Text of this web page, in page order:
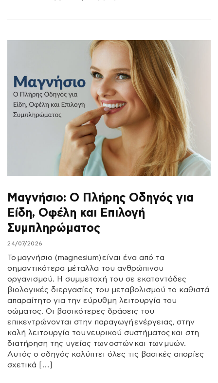
Μαγνήσιο: Ο Πλήρης Οδηγός για
Είδη, Οφέλη και Επιλογή
Συμπληρώματος
24/07/2026
Το μαγνήσιο (magnesium) είναι ένα από τα
σημαντικότερα μέταλλα του ανθρώπινου
οργανισμού. Η συμμετοχή του σε εκατοντάδες
βιολογικές διεργασίες του μεταβολισμού το καθιστά
απαραίτητο για την εύρυθμη λειτουργία του
σώματος. Οι βασικότερες δράσεις του
επικεντρώνονται στην παραγωγή ενέργειας, στην
καλή λειτουργία του νευρικού συστήματος και στη
διατήρηση της υγείας των οστών και των μυών.
Αυτός ο οδηγός καλύπτει όλες τις βασικές απορίες
σχετικά […]